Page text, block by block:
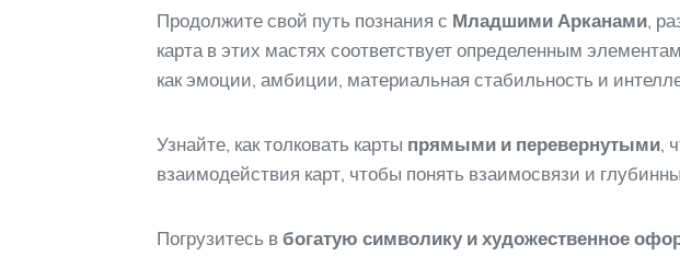
Продолжите свой путь познания с Младшими Арканами,
карта в этих мастях соответствует определенным
как эмоции, амбиции, материальная стабильность и
Узнайте, как толковать карты прямыми и перевернутыми,
взаимодействия карт, чтобы понять взаимосвязи и
Погрузитесь в богатую символику и художественное